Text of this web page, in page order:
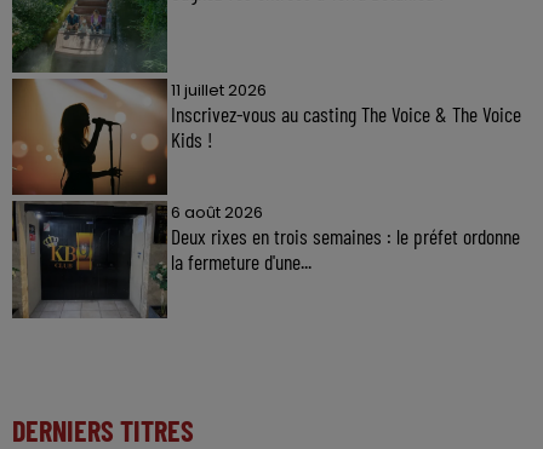
11 juillet 2026
Inscrivez-vous au casting The Voice & The Voice
Kids !
6 août 2026
Deux rixes en trois semaines : le préfet ordonne
la fermeture d'une...
DERNIERS TITRES